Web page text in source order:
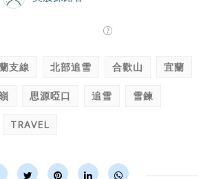
支線 北部追雪 合歡山 宜蘭
思源啞口 追雪 雪鍊
TRAVEL